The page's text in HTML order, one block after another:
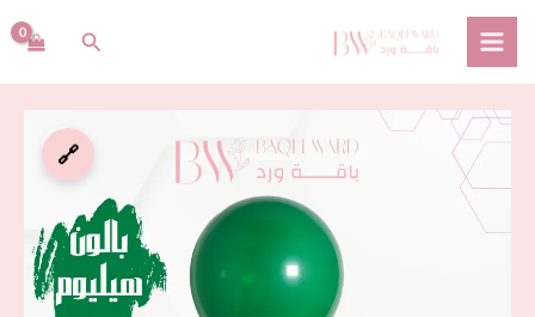
تخطي
المحتوى
البحث
🔗
كمية
بالون
هيليوم
أخضر